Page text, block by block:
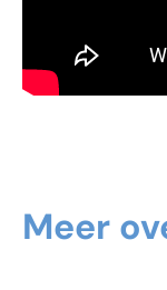
Meer